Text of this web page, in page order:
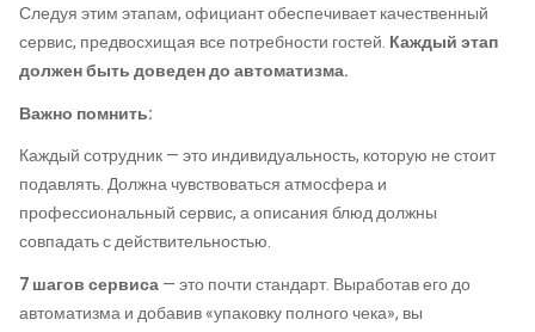
Следуя этим этапам, официант обеспечивает качественный
сервис, предвосхищая все потребности гостей. Каждый этап
должен быть доведен до автоматизма.
Важно помнить:
Каждый сотрудник — это индивидуальность, которую не стоит
подавлять. Должна чувствоваться атмосфера и
профессиональный сервис, а описания блюд должны
совпадать с действительностью.
7 шагов сервиса— это почти стандарт. Выработав его до
автоматизма и добавив «упаковку полного чека», вы